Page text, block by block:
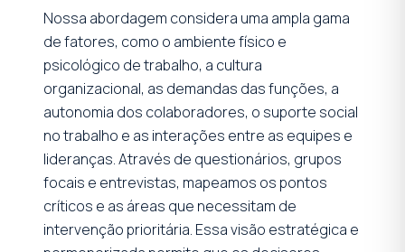
Nossa abordagem considera uma ampla gama
de fatores, como o ambiente físico e
psicológico de trabalho, a cultura
organizacional, as demandas das funções, a
autonomia dos colaboradores, o suporte social
no trabalho e as interações entre as equipes e
lideranças. Através de questionários, grupos
focais e entrevistas, mapeamos os pontos
críticos e as áreas que necessitam de
intervenção prioritária. Essa visão estratégica e